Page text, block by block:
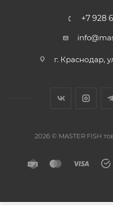
+7 928
г. Краснодар,
2026 © MASTER FISH